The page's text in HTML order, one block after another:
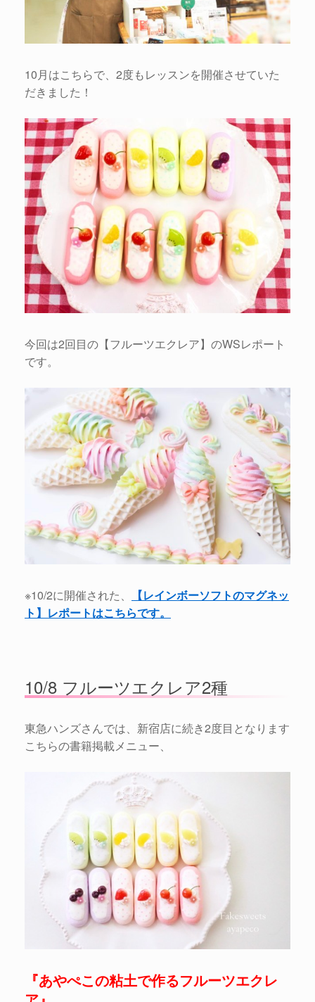
10月はこちらで、2度もレッスンを開催させていた
だきました！
今回は2回目の【フルーツエクレア】のWSレポート
です。
※10/2に開催された、
【レインボーソフトのマグネッ
ト】レポートはこちらです。
10/8 フルーツエクレア2種
東急ハンズさんでは、新宿店に続き2度目となります
こちらの書籍掲載メニュー、
『あやぺこの粘土で作るフルーツエクレ